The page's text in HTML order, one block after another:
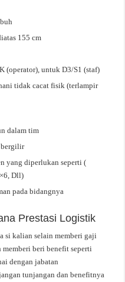
155 cm
(operator), untuk D3/S1 (staf)
tidak cacat fisik (terlampir
dalam tim
bergilir
yang diperlukan seperti (
Dll)
pada bidangnya
Prestasi Logistik
si kalian selain memberi gaji
beri benefit seperti
dengan jabatan
tunjangan dan benefitnya